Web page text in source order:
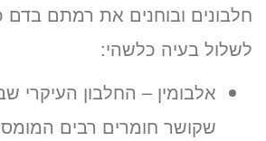
חלבונים ובוחנים את רמתם בדם
לשלול בעיה כלשהי:
אלבומין – החלבון העיקרי
שקושר חומרים רבים